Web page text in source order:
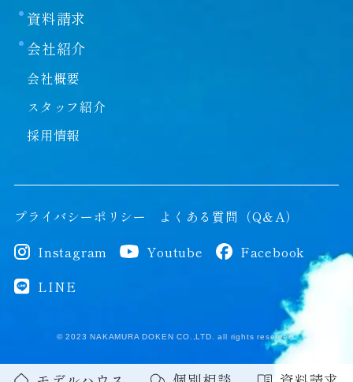
資料請求
会社紹介
会社概要
スタッフ紹介
採用情報
プライバシーポリシー
よくある質問（Q＆A）
Instagram
Youtube
Facebook
LINE
© 2023 NAKAMURA DOKEN CO.,LTD. all rights reserved.